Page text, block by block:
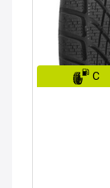
C